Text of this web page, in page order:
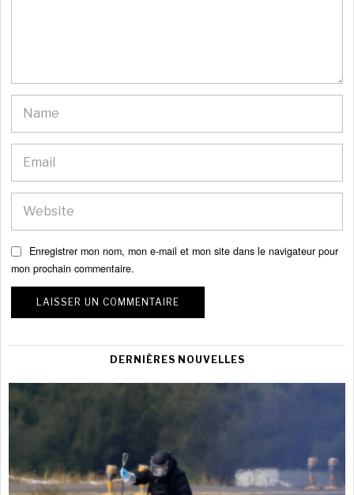
Enregistrer mon nom, mon e-mail et mon site dans le navigateur pour
mon prochain commentaire.
DERNIÈRES NOUVELLES